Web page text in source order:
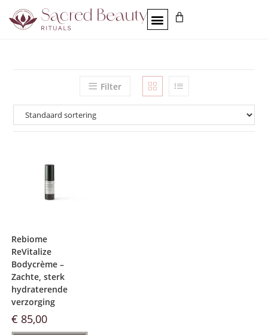
Filter
Rebiome
ReVitalize
Bodycrème –
Zachte, sterk
hydraterende
verzorging
€ 85,00